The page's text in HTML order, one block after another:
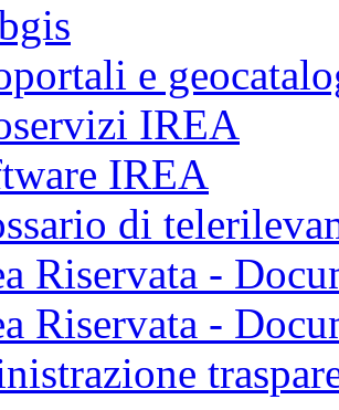
e
IREA
IREA
di
Riservata -
Riservata -